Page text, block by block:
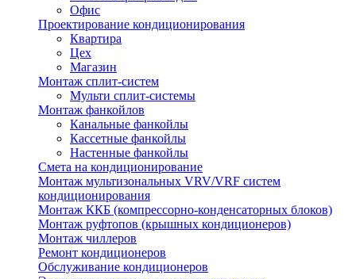
Офис
Проектирование кондиционирования
Квартира
Цех
Магазин
Монтаж сплит-систем
Мульти сплит-системы
Монтаж фанкойлов
Канальные фанкойлы
Кассетные фанкойлы
Настенные фанкойлы
Смета на кондиционирование
Монтаж мультизональных VRV/VRF систем
кондиционирования
Монтаж ККБ (компрессорно-конденсаторных блоков)
Монтаж руфтопов (крышных кондиционеров)
Монтаж чиллеров
Ремонт кондиционеров
Обслуживание кондиционеров